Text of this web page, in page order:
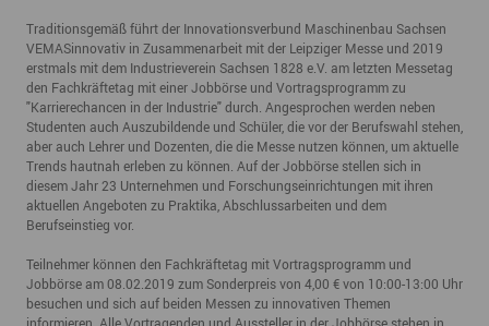
Traditionsgemäß führt der Innovationsverbund Maschinenbau Sachsen
VEMASinnovativ in Zusammenarbeit mit der Leipziger Messe und 2019
erstmals mit dem Industrieverein Sachsen 1828 e.V. am letzten Messetag
den Fachkräftetag mit einer Jobbörse und Vortragsprogramm zu
"Karrierechancen in der Industrie" durch. Angesprochen werden neben
Studenten auch Auszubildende und Schüler, die vor der Berufswahl stehen,
aber auch Lehrer und Dozenten, die die Messe nutzen können, um aktuelle
Trends hautnah erleben zu können. Auf der Jobbörse stellen sich in
diesem Jahr 23 Unternehmen und Forschungseinrichtungen mit ihren
aktuellen Angeboten zu Praktika, Abschlussarbeiten und dem
Berufseinstieg vor.
Teilnehmer können den Fachkräftetag mit Vortragsprogramm und
Jobbörse am 08.02.2019 zum Sonderpreis von 4,00 € von 10:00-13:00 Uhr
besuchen und sich auf beiden Messen zu innovativen Themen